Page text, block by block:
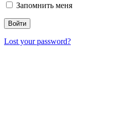
Запомнить меня
Lost your password?